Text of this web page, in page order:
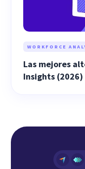
WORKFORCE
Las mejores
Insights (2026)